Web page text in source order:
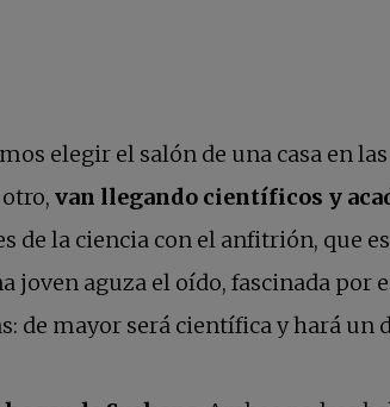
elegir el salón de una casa en
van llegando científicos y
de la ciencia con el anfitrión, que
joven aguza el oído, fascinada por
de mayor será científica y hará un